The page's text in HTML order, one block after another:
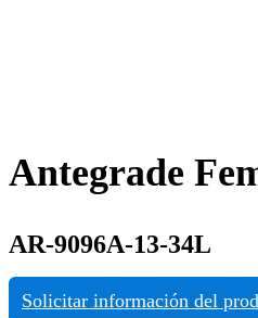
Antegrade
AR-9096A-13-34L
Solicitar información del